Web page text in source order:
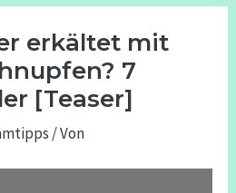
erkältet mit
7
[Teaser]
/ Von